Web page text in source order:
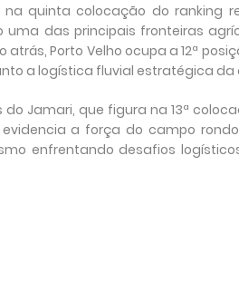
quinta colocação do ranking
uma das principais fronteiras
Porto Velho ocupa a 12ª
a logística fluvial estratégica da
Jamari, que figura na 13ª
a força do campo
enfrentando desafios